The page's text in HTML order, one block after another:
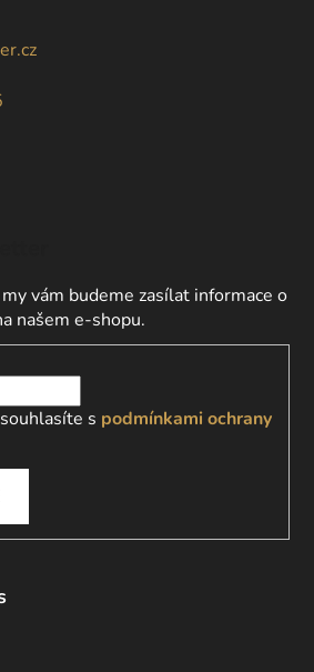
vám budeme zasílat informace o
našem e-shopu.
s podmínkami ochrany